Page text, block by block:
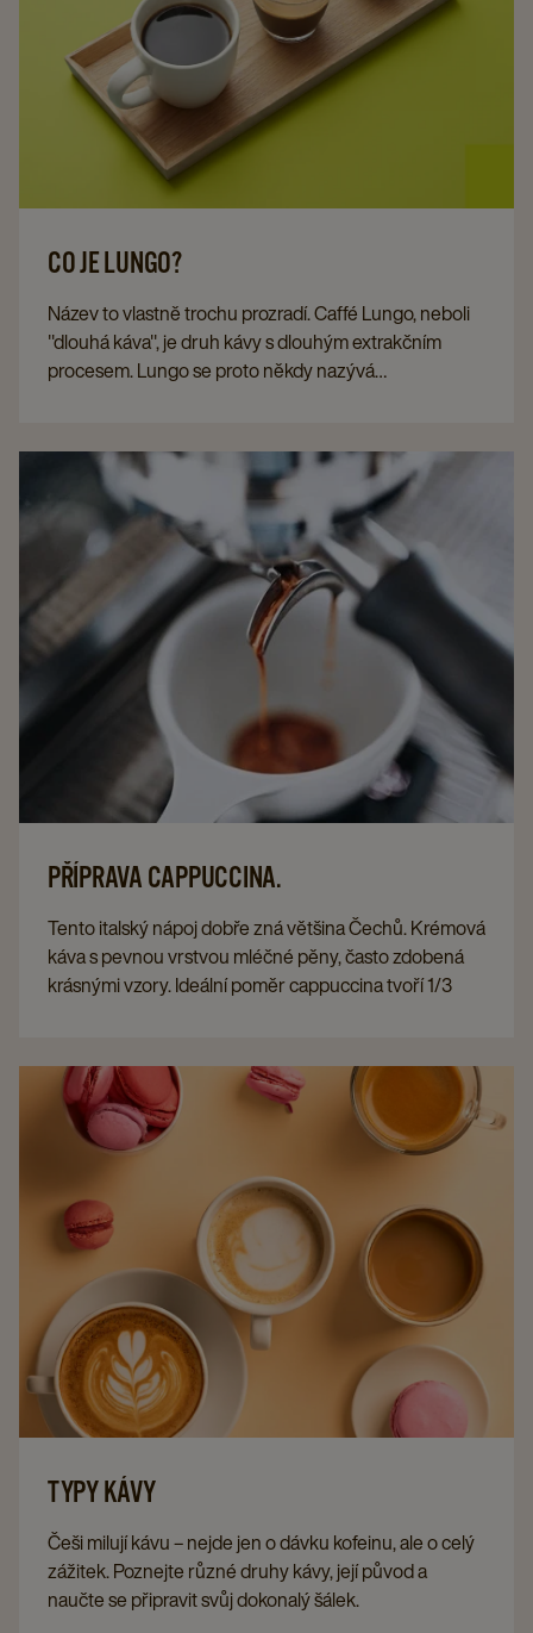
CO JE LUNGO?
Název to vlastně trochu prozradí. Caffé Lungo, neboli
"dlouhá káva", je druh kávy s dlouhým extrakčním
procesem. Lungo se proto někdy nazývá
Lungo kávu?
PŘÍPRAVA CAPPUCCINA.
Tento italský nápoj dobře zná většina Čechů. Krémová
káva s pevnou vrstvou mléčné pěny, často zdobená
krásnými vzory. Ideální poměr cappuccina tvoří 1/3
dosáhnout? S těmito deseti kroky připravíte v
kávovaru na zrnkovou kávu lahodné cappuccino
během chvilky.
TYPY KÁVY
Češi milují kávu – nejde jen o dávku kofeinu, ale o celý
zážitek. Poznejte různé druhy kávy, její původ a
naučte se připravit svůj dokonalý šálek.